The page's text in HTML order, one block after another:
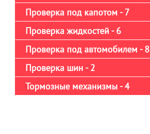
Проверка под капотом - 7
Проверка жидкостей - 6
Проверка под автомобилем - 8
Проверка шин - 2
Тормозные механизмы - 4